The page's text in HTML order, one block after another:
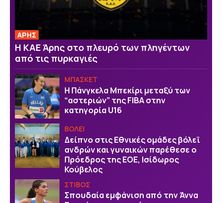
ΑΡΗΣ
Η ΚΑΕ Άρης στο πλευρό των πληγέντων
από τις πυρκαγιές
ΜΠΑΣΚΕΤ
H Πάνγκελα Μπεκίρι μεταξύ των
“αστεριών” της FIBA στην
κατηγορία U16
ΒOΛΕΙ
Δείπνο στις Εθνικές ομάδες βόλεϊ
ανδρών και γυναικών παρέθεσε ο
Πρόεδρος της ΕΟΕ, Ισίδωρος
Κούβελος
ΣΤΙΒΟΣ
Σπουδαία εμφάνιση από την Άννα